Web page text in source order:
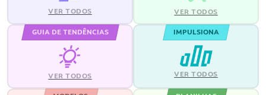
VER TODOS VER TODOS
GUIA DE TENDÊNCIAS
VER TODOS
IMPULSIONA
VER TODOS